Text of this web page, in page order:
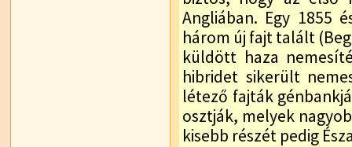
Angliában. Egy 1855
három új fajt talált
küldött haza
hibridet sikerült
létező fajták
osztják, melyek
kisebb részét pedig